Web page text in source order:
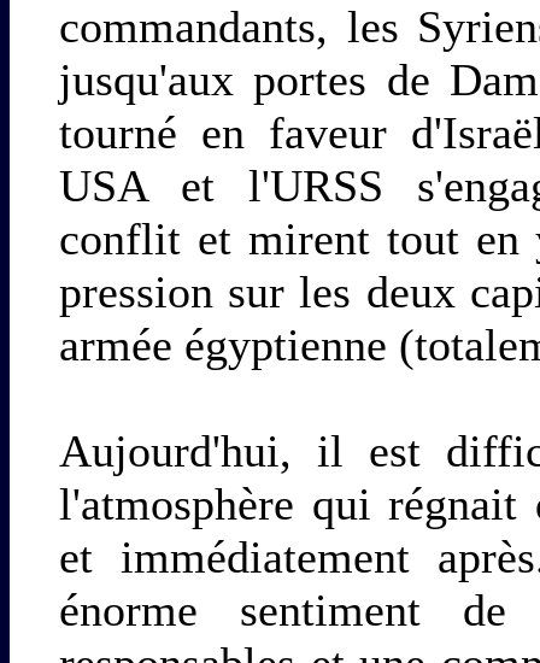
commandants, les
jusqu'aux portes de
tourné en faveur
USA et l'URSS
conflit et mirent tout en
pression sur les deux
armée égyptienne
Aujourd'hui, il est
l'atmosphère qui régnait
et immédiatement
énorme sentiment